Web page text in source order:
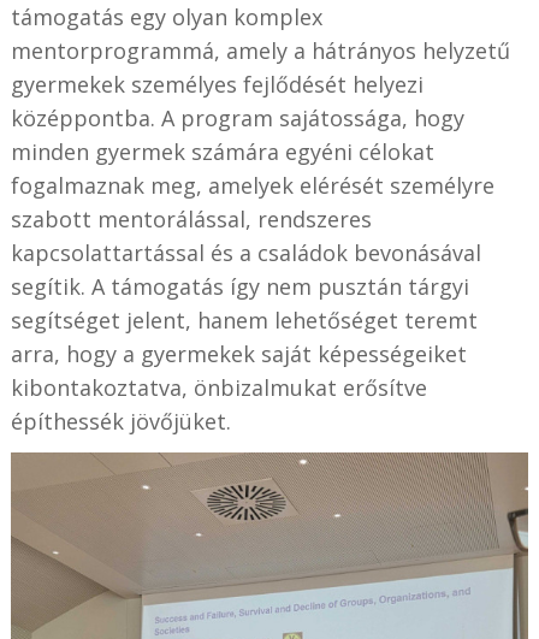
támogatás egy olyan komplex
mentorprogrammá, amely a hátrányos helyzetű
gyermekek személyes fejlődését helyezi
középpontba. A program sajátossága, hogy
minden gyermek számára egyéni célokat
fogalmaznak meg, amelyek elérését személyre
szabott mentorálással, rendszeres
kapcsolattartással és a családok bevonásával
segítik. A támogatás így nem pusztán tárgyi
segítséget jelent, hanem lehetőséget teremt
arra, hogy a gyermekek saját képességeiket
kibontakoztatva, önbizalmukat erősítve
építhessék jövőjüket.